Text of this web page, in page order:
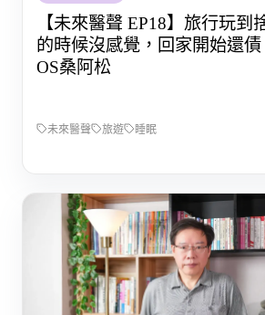
【未來醫聲 EP18】旅行玩到
的時候沒感覺，回家開始還債
OS桑阿松
未來醫聲 旅遊 睡眠